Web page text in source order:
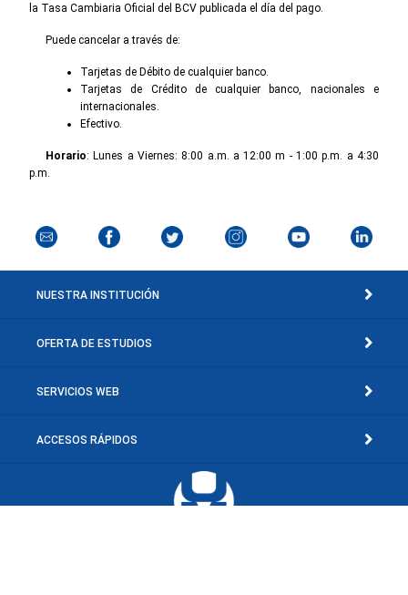
la Tasa Cambiaria Oficial del BCV publicada el día del pago.
Puede cancelar a través de:
Tarjetas de Débito de cualquier banco.
Tarjetas de Crédito de cualquier banco, nacionales e
internacionales.
Efectivo.
Horario: Lunes a Viernes: 8:00 a.m. a 12:00 m - 1:00 p.m. a 4:30
p.m.
NUESTRA INSTITUCIÓN
OFERTA DE ESTUDIOS
SERVICIOS WEB
ACCESOS RÁPIDOS